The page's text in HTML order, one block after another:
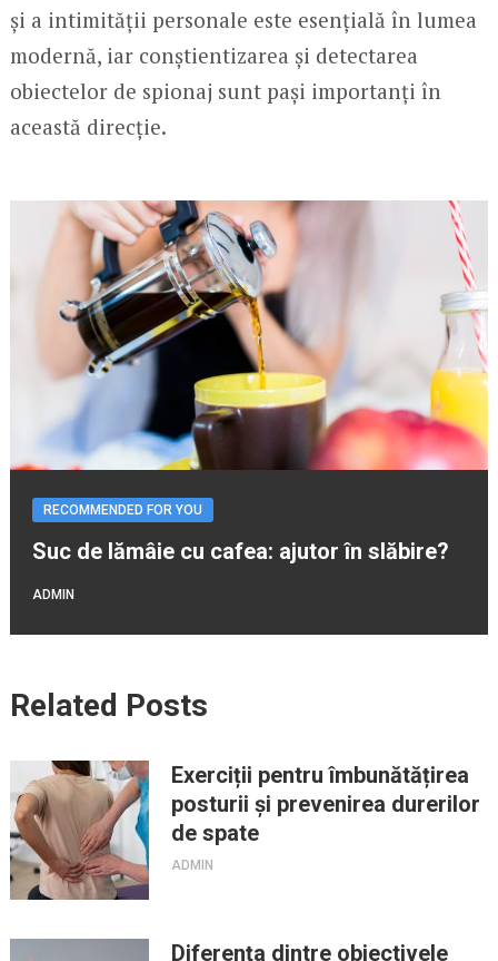
și a intimității personale este esențială în lumea
modernă, iar conștientizarea și detectarea
obiectelor de spionaj sunt pași importanți în
această direcție.
RECOMMENDED FOR YOU
Suc de lămâie cu cafea: ajutor în slăbire?
ADMIN
Related Posts
Exerciții pentru îmbunătățirea
posturii și prevenirea durerilor
de spate
ADMIN
Diferența dintre obiectivele